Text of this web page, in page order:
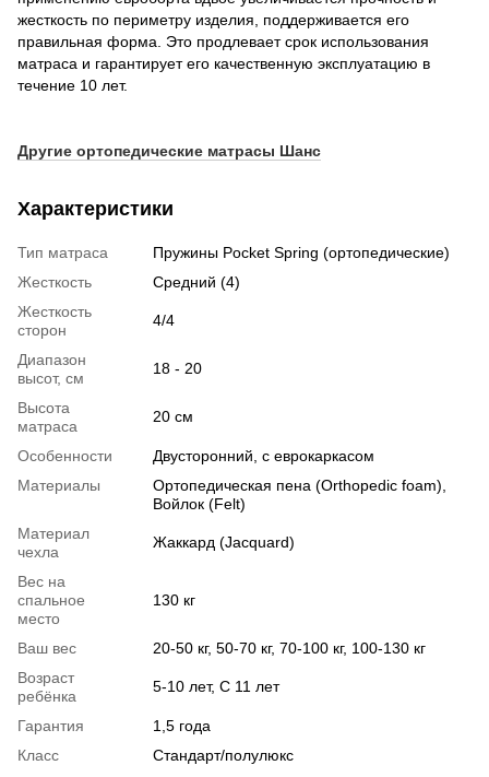
жесткость по периметру изделия, поддерживается его
правильная форма. Это продлевает срок использования
матраса и гарантирует его качественную эксплуатацию в
течение 10 лет.
Другие ортопедические матрасы Шанс
Характеристики
Тип матраса
Пружины Pocket Spring (ортопедические)
Жесткость
Средний (4)
Жесткость
сторон
4/4
Диапазон
высот, см
18 - 20
Высота
матраса
20 см
Особенности
Двусторонний, с еврокаркасом
Материалы
Ортопедическая пена (Orthopedic foam),
Войлок (Felt)
Материал
чехла
Жаккард (Jacquard)
Вес на
спальное
место
130 кг
Ваш вес
20-50 кг, 50-70 кг, 70-100 кг, 100-130 кг
Возраст
ребёнка
5-10 лет, С 11 лет
Гарантия
1,5 года
Класс
Стандарт/полулюкс